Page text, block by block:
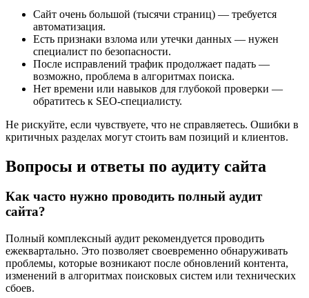
Сайт очень большой (тысячи страниц) — требуется
автоматизация.
Есть признаки взлома или утечки данных — нужен
специалист по безопасности.
После исправлений трафик продолжает падать —
возможно, проблема в алгоритмах поиска.
Нет времени или навыков для глубокой проверки —
обратитесь к SEO-специалисту.
Не рискуйте, если чувствуете, что не справляетесь. Ошибки в
критичных разделах могут стоить вам позиций и клиентов.
Вопросы и ответы по аудиту сайта
Как часто нужно проводить полный аудит
сайта?
Полный комплексный аудит рекомендуется проводить
ежеквартально. Это позволяет своевременно обнаруживать
проблемы, которые возникают после обновлений контента,
изменений в алгоритмах поисковых систем или технических
сбоев.